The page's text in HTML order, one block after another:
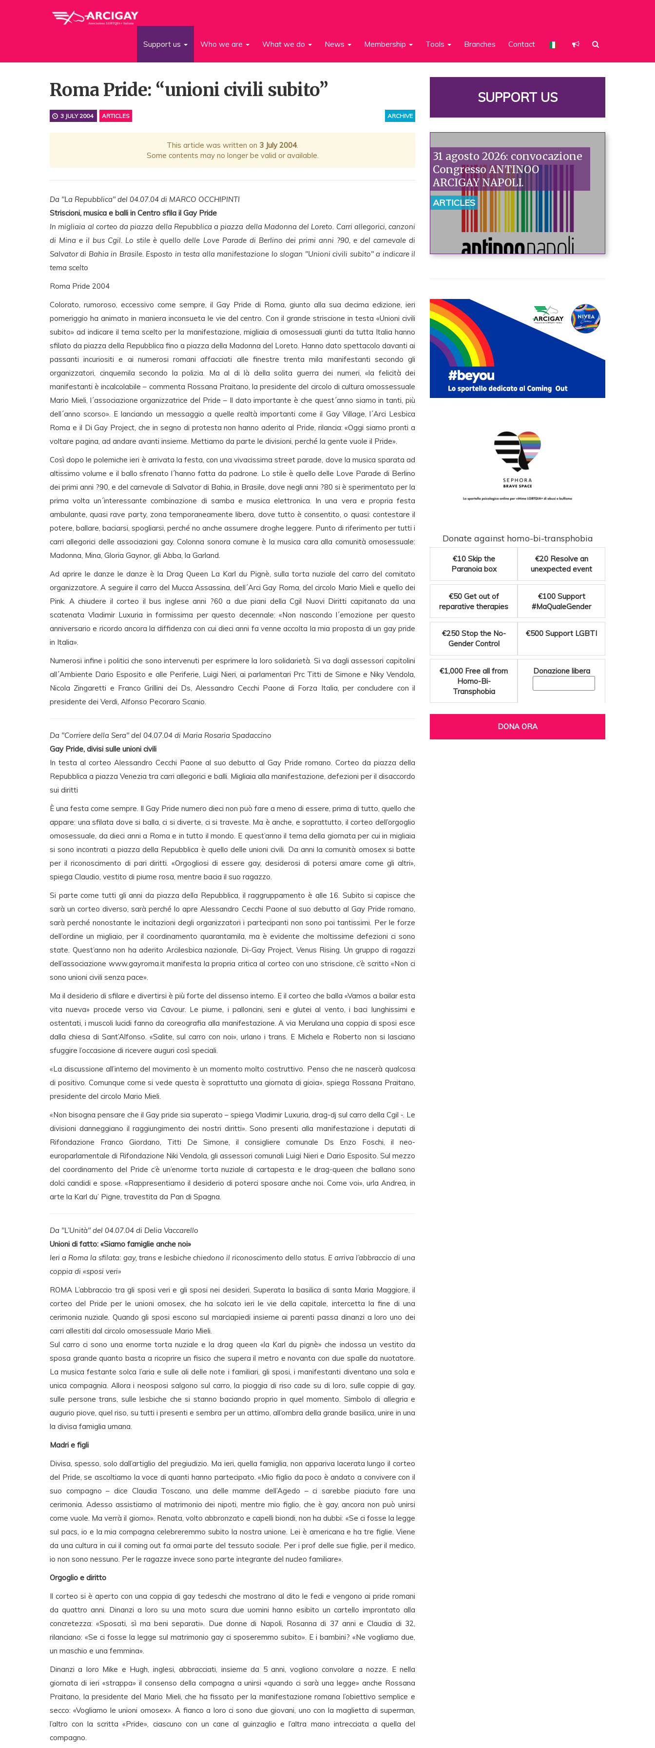
Support us Who we are What we do News Membership Tools Branches Contact
Roma Pride: “unioni civili subito”
ARCHIVE
3 JULY 2004 ARTICLES
This article was written on 3 July 2004.
Some contents may no longer be valid or available.
Da "La Repubblica" del 04.07.04 di MARCO OCCHIPINTI
Striscioni, musica e balli in Centro sfila il Gay Pride
In migliaia al corteo da piazza della Repubblica a piazza della Madonna del Loreto. Carri allegorici, canzoni
di Mina e il bus Cgil. Lo stile è quello delle Love Parade di Berlino dei primi anni ?90, e del carnevale di
Salvator di Bahia in Brasile. Esposto in testa alla manifestazione lo slogan "Unioni civili subito" a indicare il
tema scelto
Roma Pride 2004
Colorato, rumoroso, eccessivo come sempre, il Gay Pride di Roma, giunto alla sua decima edizione, ieri
pomeriggio ha animato in maniera inconsueta le vie del centro. Con il grande striscione in testa «Unioni civili
subito» ad indicare il tema scelto per la manifestazione, migliaia di omosessuali giunti da tutta Italia hanno
sfilato da piazza della Repubblica fino a piazza della Madonna del Loreto. Hanno dato spettacolo davanti ai
passanti incuriositi e ai numerosi romani affacciati alle finestre trenta mila manifestanti secondo gli
organizzatori, cinquemila secondo la polizia. Ma al di là della solita guerra dei numeri, «la felicità dei
manifestanti è incalcolabile – commenta Rossana Praitano, la presidente del circolo di cultura omossessuale
Mario Mieli, l´associazione organizzatrice del Pride – Il dato importante è che quest´anno siamo in tanti, più
dell´anno scorso». E lanciando un messaggio a quelle realtà importanti come il Gay Village, l´Arci Lesbica
Roma e il Di Gay Project, che in segno di protesta non hanno aderito al Pride, rilancia: «Oggi siamo pronti a
voltare pagina, ad andare avanti insieme. Mettiamo da parte le divisioni, perché la gente vuole il Pride».
Così dopo le polemiche ieri è arrivata la festa, con una vivacissima street parade, dove la musica sparata ad
altissimo volume e il ballo sfrenato l´hanno fatta da padrone. Lo stile è quello delle Love Parade di Berlino
dei primi anni ?90, e del carnevale di Salvator di Bahia, in Brasile, dove negli anni ?80 si è sperimentato per la
prima volta un´interessante combinazione di samba e musica elettronica. In una vera e propria festa
ambulante, quasi rave party, zona temporaneamente libera, dove tutto è consentito, o quasi: contestare il
potere, ballare, baciarsi, spogliarsi, perché no anche assumere droghe leggere. Punto di riferimento per tutti i
carri allegorici delle associazioni gay. Colonna sonora comune è la musica cara alla comunità omosessuale:
Madonna, Mina, Gloria Gaynor, gli Abba, la Garland.
Ad aprire le danze le danze è la Drag Queen La Karl du Pignè, sulla torta nuziale del carro del comitato
organizzatore. A seguire il carro del Mucca Assassina, dell´Arci Gay Roma, del circolo Mario Mieli e quello dei
Pink. A chiudere il corteo il bus inglese anni ?60 a due piani della Cgil Nuovi Diritti capitanato da una
scatenata Vladimir Luxuria in formissima per questo decennale: «Non nascondo l´emozione per questo
anniversario e ricordo ancora la diffidenza con cui dieci anni fa venne accolta la mia proposta di un gay pride
in Italia».
Numerosi infine i politici che sono intervenuti per esprimere la loro solidarietà. Si va dagli assessori capitolini
all´Ambiente Dario Esposito e alle Periferie, Luigi Nieri, ai parlamentari Prc Titti de Simone e Niky Vendola,
Nicola Zingaretti e Franco Grillini dei Ds, Alessandro Cecchi Paone di Forza Italia, per concludere con il
presidente dei Verdi, Alfonso Pecoraro Scanio.
Da "Corriere della Sera" del 04.07.04 di Maria Rosaria Spadaccino
Gay Pride, divisi sulle unioni civili
In testa al corteo Alessandro Cecchi Paone al suo debutto al Gay Pride romano. Corteo da piazza della
Repubblica a piazza Venezia tra carri allegorici e balli. Migliaia alla manifestazione, defezioni per il disaccordo
sui diritti
È una festa come sempre. Il Gay Pride numero dieci non può fare a meno di essere, prima di tutto, quello che
appare: una sfilata dove si balla, ci si diverte, ci si traveste. Ma è anche, e soprattutto, il corteo dell’orgoglio
omosessuale, da dieci anni a Roma e in tutto il mondo. E quest’anno il tema della giornata per cui in migliaia
si sono incontrati a piazza della Repubblica è quello delle unioni civili. Da anni la comunità omosex si batte
per il riconoscimento di pari diritti. «Orgogliosi di essere gay, desiderosi di potersi amare come gli altri»,
spiega Claudio, vestito di piume rosa, mentre bacia il suo ragazzo.
Si parte come tutti gli anni da piazza della Repubblica, il raggruppamento è alle 16. Subito si capisce che
sarà un corteo diverso, sarà perché lo apre Alessandro Cecchi Paone al suo debutto al Gay Pride romano,
sarà perché nonostante le incitazioni degli organizzatori i partecipanti non sono poi tantissimi. Per le forze
dell’ordine un migliaio, per il coordinamento quarantamila, ma è evidente che moltissime defezioni ci sono
state. Quest’anno non ha aderito Arcilesbica nazionale, Di-Gay Project, Venus Rising. Un gruppo di ragazzi
dell’associazione www.gayroma.it manifesta la propria critica al corteo con uno striscione, c’è scritto «Non ci
sono unioni civili senza pace».
Ma il desiderio di sfilare e divertirsi è più forte del dissenso interno. E il corteo che balla «Vamos a bailar esta
vita nueva» procede verso via Cavour. Le piume, i palloncini, seni e glutei al vento, i baci lunghissimi e
ostentati, i muscoli lucidi fanno da coreografia alla manifestazione. A via Merulana una coppia di sposi esce
dalla chiesa di Sant’Alfonso. «Salite, sul carro con noi», urlano i trans. E Michela e Roberto non si lasciano
sfuggire l’occasione di ricevere auguri così speciali.
«La discussione all’interno del movimento è un momento molto costruttivo. Penso che ne nascerà qualcosa
di positivo. Comunque come si vede questa è soprattutto una giornata di gioia», spiega Rossana Praitano,
presidente del circolo Mario Mieli.
«Non bisogna pensare che il Gay pride sia superato – spiega Vladimir Luxuria, drag-dj sul carro della Cgil -. Le
divisioni danneggiano il raggiungimento dei nostri diritti». Sono presenti alla manifestazione i deputati di
Rifondazione Franco Giordano, Titti De Simone, il consigliere comunale Ds Enzo Foschi, il neo-
europarlamentale di Rifondazione Niki Vendola, gli assessori comunali Luigi Nieri e Dario Esposito. Sul mezzo
del coordinamento del Pride c’è un’enorme torta nuziale di cartapesta e le drag-queen che ballano sono
dolci candidi e spose. «Rappresentiamo il desiderio di poterci sposare anche noi. Come voi», urla Andrea, in
arte la Karl du’ Pigne, travestita da Pan di Spagna.
Da "L’Unità" del 04.07.04 di Delia Vaccarello
Unioni di fatto: «Siamo famiglie anche noi»
Ieri a Roma la sfilata: gay, trans e lesbiche chiedono il riconoscimento dello status. E arriva l’abbraccio di una
coppia di «sposi veri»
ROMA L’abbraccio tra gli sposi veri e gli sposi nei desideri. Superata la basilica di santa Maria Maggiore, il
corteo del Pride per le unioni omosex, che ha solcato ieri le vie della capitale, intercetta la fine di una
cerimonia nuziale. Quando gli sposi escono sul marciapiedi insieme ai parenti passa dinanzi a loro uno dei
carri allestiti dal circolo omosessuale Mario Mieli.
Sul carro ci sono una enorme torta nuziale e la drag queen «la Karl du pignè» che indossa un vestito da
sposa grande quanto basta a ricoprire un fisico che supera il metro e novanta con due spalle da nuotatore.
La musica festante solca l’aria e sulle ali delle note i familiari, gli sposi, i manifestanti diventano una sola e
unica compagnia. Allora i neosposi salgono sul carro, la pioggia di riso cade su di loro, sulle coppie di gay,
sulle persone trans, sulle lesbiche che si stanno baciando proprio in quel momento. Simbolo di allegria e
augurio piove, quel riso, su tutti i presenti e sembra per un attimo, all’ombra della grande basilica, unire in una
la divisa famiglia umana.
Madri e figli
Divisa, spesso, solo dall’artiglio del pregiudizio. Ma ieri, quella famiglia, non appariva lacerata lungo il corteo
del Pride, se ascoltiamo la voce di quanti hanno partecipato. «Mio figlio da poco è andato a convivere con il
suo compagno – dice Claudia Toscano, una delle mamme dell’Agedo – ci sarebbe piaciuto fare una
cerimonia. Adesso assistiamo al matrimonio dei nipoti, mentre mio figlio, che è gay, ancora non può unirsi
come vuole. Ma verrà il giorno». Renata, volto abbronzato e capelli biondi, non ha dubbi: «Se ci fosse la legge
sul pacs, io e la mia compagna celebreremmo subito la nostra unione. Lei è americana e ha tre figlie. Viene
da una cultura in cui il coming out fa ormai parte del tessuto sociale. Per i prof delle sue figlie, per il medico,
io non sono nessuno. Per le ragazze invece sono parte integrante del nucleo familiare».
Orgoglio e diritto
Il corteo si è aperto con una coppia di gay tedeschi che mostrano al dito le fedi e vengono ai pride romani
da quattro anni. Dinanzi a loro su una moto scura due uomini hanno esibito un cartello improntato alla
concretezza: «Sposati, sì ma beni separati». Due donne di Napoli, Rosanna di 37 anni e Claudia di 32,
rilanciano: «Se ci fosse la legge sul matrimonio gay ci sposeremmo subito». E i bambini? «Ne vogliamo due,
un maschio e una femmina».
Dinanzi a loro Mike e Hugh, inglesi, abbracciati, insieme da 5 anni, vogliono convolare a nozze. E nella
giornata di ieri «strappa» il consenso della compagna a unirsi «quando ci sarà una legge» anche Rossana
Praitano, la presidente del Mario Mieli, che ha fissato per la manifestazione romana l’obiettivo semplice e
secco: «Vogliamo le unioni omosex». A fianco a loro ci sono due giovani, uno con la maglietta di superman,
l’altro con la scritta «Pride», ciascuno con un cane al guinzaglio e l’altra mano intrecciata a quella del
compagno.
SUPPORT US
31 agosto 2026: convocazione
Congresso ANTINOO
ARCIGAY NAPOLI.
ARTICLES
Donate against homo-bi-transphobia
€10 Skip the
Paranoia box
€20 Resolve an
unexpected event
€50 Get out of
reparative therapies
€100 Support
#MaQualeGender
€250 Stop the No-
Gender Control
€500 Support LGBTI
€1,000 Free all from
Homo-Bi-
Transphobia
Donazione libera
DONA ORA